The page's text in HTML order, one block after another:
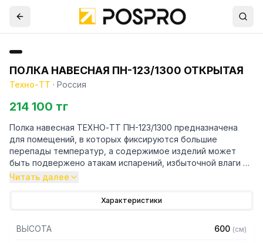
ПОЛКА НАВЕСНАЯ ПН-123/1300 ОТКРЫТАЯ
Техно-ТТ · Россия
214 100 тг
Полка навесная ТЕХНО-ТТ ПН-123/1300 предназначена
для помещений, в которых фиксируются большие
перепады температур, а содержимое изделий может
быть подвержено атакам испарений, избыточной влаги и
химических соединений. Зона применения металлических
производственные помещения предприятий пищевой
Особенности:
Читать далее
Характеристики
ВЫСОТА 600 (см)